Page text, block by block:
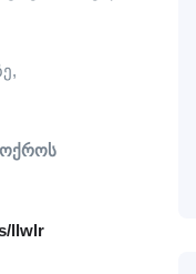
ოქროს
llwlr